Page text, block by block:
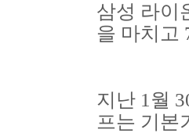
삼성 라이
을 마치고
지난 1월
프는 기본